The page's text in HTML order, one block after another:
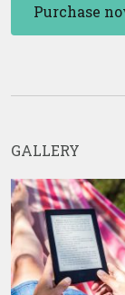
Purchase
GALLERY